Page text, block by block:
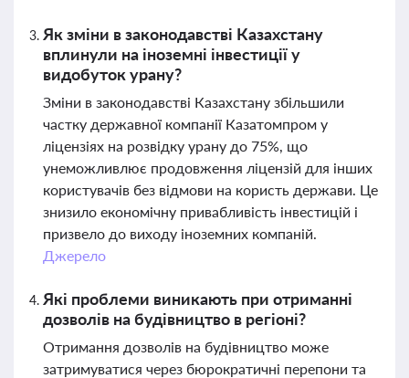
Як зміни в законодавстві Казахстану
вплинули на іноземні інвестиції у
видобуток урану?
Зміни в законодавстві Казахстану збільшили
частку державної компанії Казатомпром у
ліцензіях на розвідку урану до 75%, що
унеможливлює продовження ліцензій для інших
користувачів без відмови на користь держави. Це
знизило економічну привабливість інвестицій і
призвело до виходу іноземних компаній.
Джерело
Які проблеми виникають при отриманні
дозволів на будівництво в регіоні?
Отримання дозволів на будівництво може
затримуватися через бюрократичні перепони та